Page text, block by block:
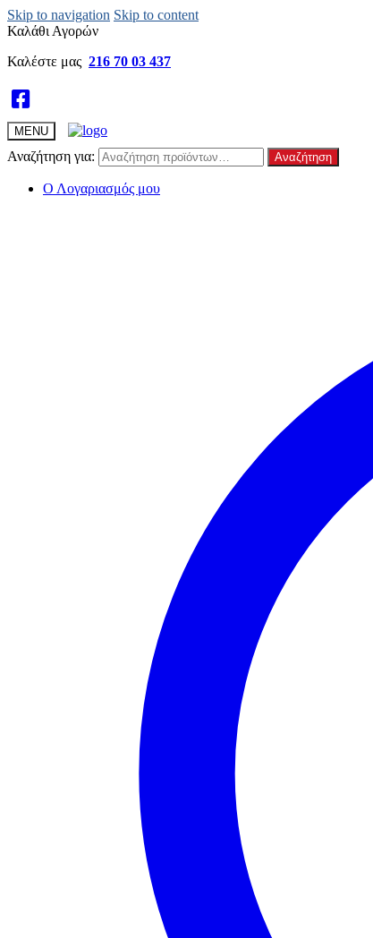
Skip to navigation Skip to content
Καλάθι Αγορών
Καλέστε μας 216 70 03 437
MENU
Αναζήτηση για: Αναζήτηση
Ο Λογαριασμός μου